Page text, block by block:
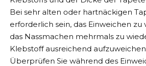
Bei sehr alten oder hartnäckigen
erforderlich sein, das Einweichen
das Nassmachen mehrmals zu
Klebstoff ausreichend
Überprüfen Sie während des